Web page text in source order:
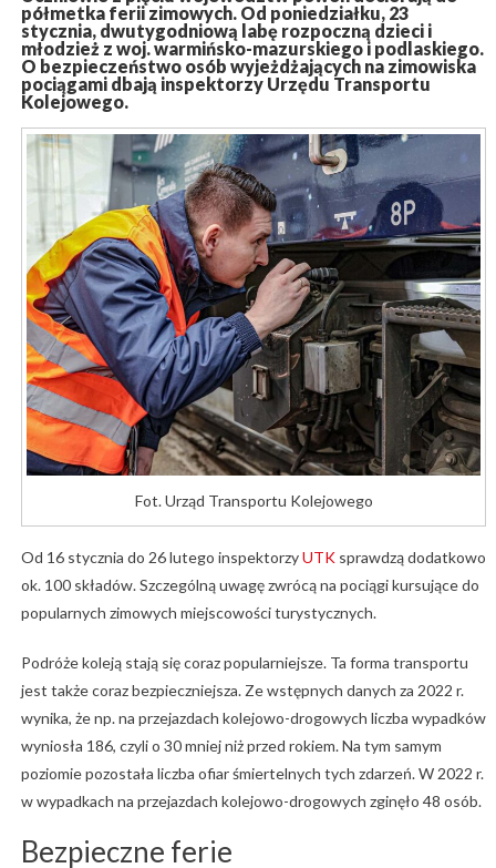
półmetka ferii zimowych. Od poniedziałku, 23
stycznia, dwutygodniową labę rozpoczną dzieci i
młodzież z woj. warmińsko-mazurskiego i podlaskiego.
O bezpieczeństwo osób wyjeżdżających na zimowiska
pociągami dbają inspektorzy Urzędu Transportu
Kolejowego.
Fot. Urząd Transportu Kolejowego
Od 16 stycznia do 26 lutego inspektorzyUTKsprawdzą dodatkowo
ok. 100 składów. Szczególną uwagę zwrócą na pociągi kursujące do
popularnych zimowych miejscowości turystycznych.
Podróże koleją stają się coraz popularniejsze. Ta forma transportu
jest także coraz bezpieczniejsza. Ze wstępnych danych za 2022 r.
wynika, że np. na przejazdach kolejowo-drogowych liczba wypadków
wyniosła 186, czyli o 30 mniej niż przed rokiem. Na tym samym
poziomie pozostała liczba ofiar śmiertelnych tych zdarzeń. W 2022 r.
w wypadkach na przejazdach kolejowo-drogowych zginęło 48 osób.
Bezpieczne ferie